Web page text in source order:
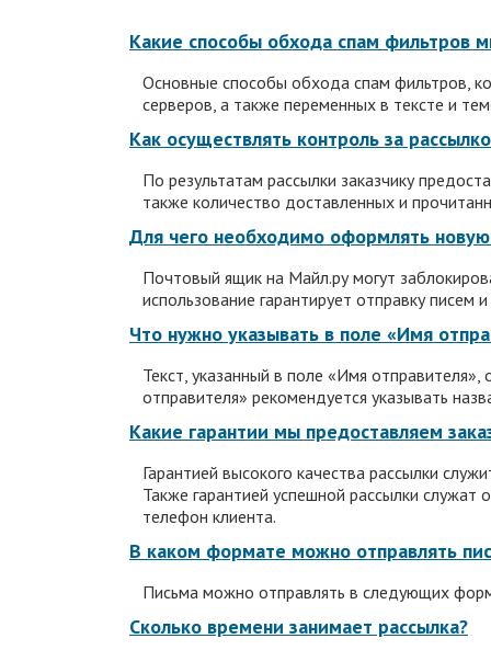
Какие способы обхода спам фильтров
Основные способы обхода спам фильтров,
серверов, а также переменных в тексте и
Как осуществлять контроль за
По результатам рассылки заказчику
также количество доставленных и
Для чего необходимо оформлять
Почтовый ящик на Майл.ру могут
использование гарантирует отправку
Что нужно указывать в поле «Имя
Текст, указанный в поле «Имя
отправителя» рекомендуется указывать
Какие гарантии мы предоставляем
Гарантией высокого качества рассылки
Также гарантией успешной рассылки служат
телефон клиента.
В каком формате можно отправлять
Письма можно отправлять в следующих
Сколько времени занимает рассылка?